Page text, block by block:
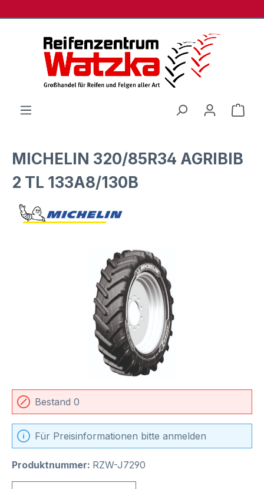
MICHELIN 320/85R34 AGRIBIB
2 TL 133A8/130B
Bildergalerie überspringen
Bestand 0
Für Preisinformationen bitte anmelden
Produktnummer: RZW-J7290